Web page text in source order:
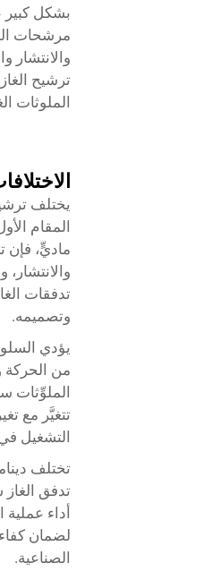
بشكل كبير
مرشحات
والانتشار
ترشيح
الملوثات
يختلف
المقام
ماديٍّ، فإن
تدفقات
وتصميمه.
يؤدي
من الحركة
الملوِّثات
تتغيَّر مع
التشغيل
تختلف
تدفق
أداء
لضمان
الصناعية.